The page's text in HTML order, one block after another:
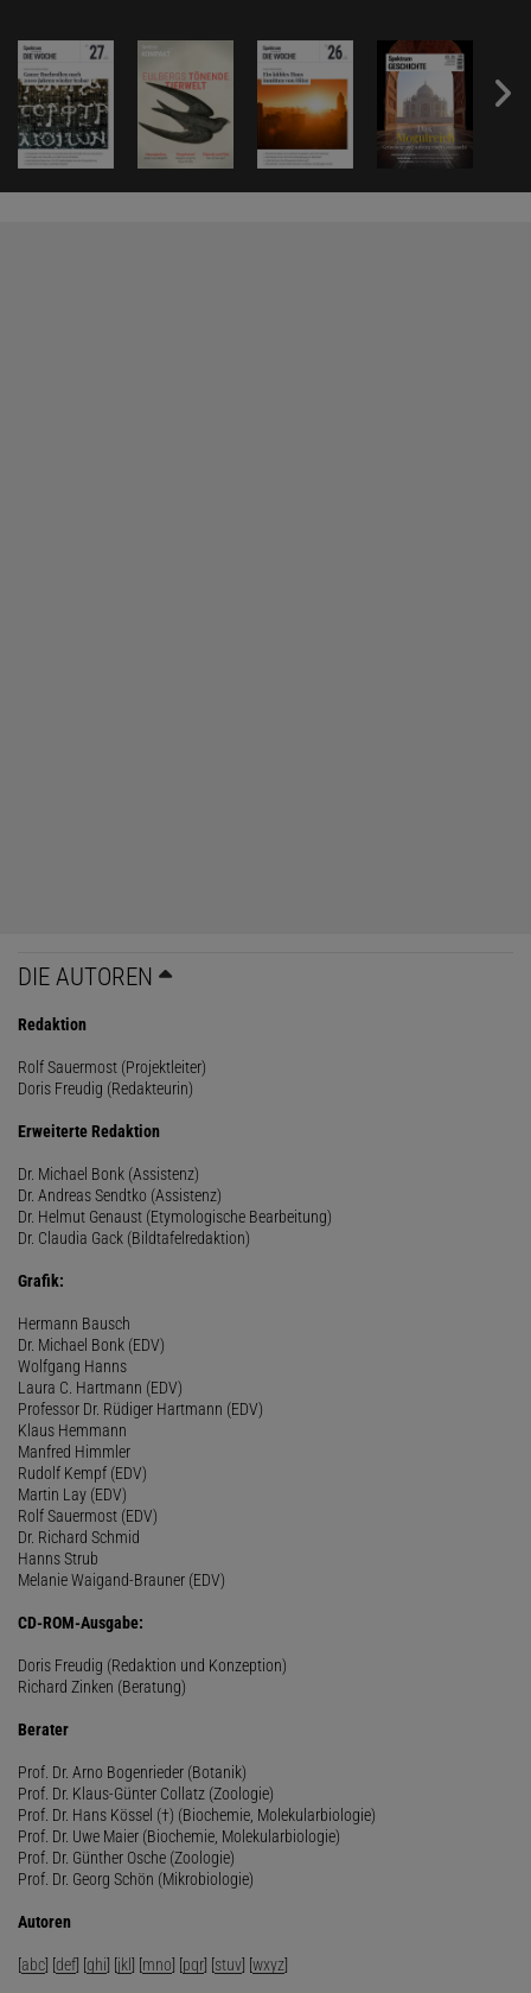
DIE AUTOREN
Redaktion
Rolf Sauermost (Projektleiter)
Doris Freudig (Redakteurin)
Erweiterte Redaktion
Dr. Michael Bonk (Assistenz)
Dr. Andreas Sendtko (Assistenz)
Dr. Helmut Genaust (Etymologische Bearbeitung)
Dr. Claudia Gack (Bildtafelredaktion)
Grafik:
Hermann Bausch
Dr. Michael Bonk (EDV)
Wolfgang Hanns
Laura C. Hartmann (EDV)
Professor Dr. Rüdiger Hartmann (EDV)
Klaus Hemmann
Manfred Himmler
Rudolf Kempf (EDV)
Martin Lay (EDV)
Rolf Sauermost (EDV)
Dr. Richard Schmid
Hanns Strub
Melanie Waigand-Brauner (EDV)
CD-ROM-Ausgabe:
Doris Freudig (Redaktion und Konzeption)
Richard Zinken (Beratung)
Berater
Prof. Dr. Arno Bogenrieder (Botanik)
Prof. Dr. Klaus-Günter Collatz (Zoologie)
Prof. Dr. Hans Kössel (†) (Biochemie, Molekularbiologie)
Prof. Dr. Uwe Maier (Biochemie, Molekularbiologie)
Prof. Dr. Günther Osche (Zoologie)
Prof. Dr. Georg Schön (Mikrobiologie)
Autoren
[abc] [def] [ghi] [jkl] [mno] [pqr] [stuv] [wxyz]